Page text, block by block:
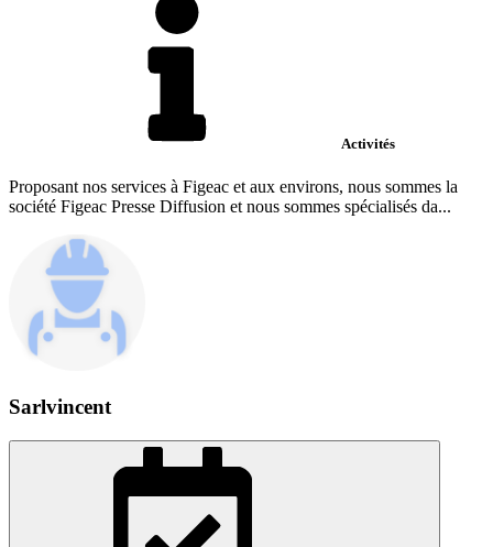
Activités
Proposant nos services à Figeac et aux environs, nous sommes la
société Figeac Presse Diffusion et nous sommes spécialisés da...
Sarlvincent